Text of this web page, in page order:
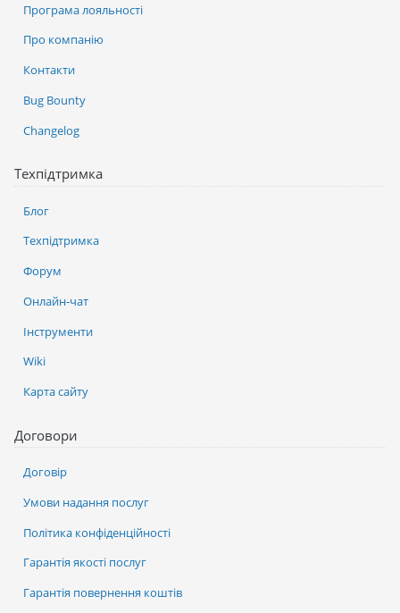
Програма лояльності
Про компанію
Контакти
Bug Bounty
Changelog
Техпідтримка
Блог
Техпідтримка
Форум
Онлайн-чат
Інструменти
Wiki
Карта сайту
Договори
Договір
Умови надання послуг
Політика конфіденційності
Гарантія якості послуг
Гарантія повернення коштів